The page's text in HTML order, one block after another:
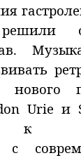
нового
Urie и
к
с